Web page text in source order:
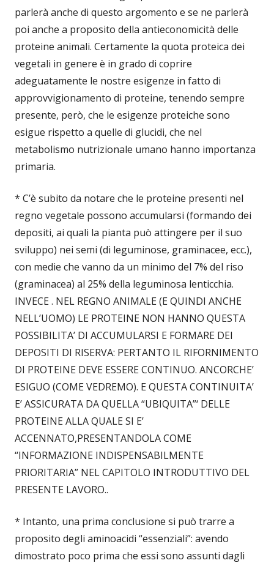
parlerà anche di questo argomento e se ne parlerà
poi anche a proposito della antieconomicità delle
proteine animali. Certamente la quota proteica dei
vegetali in genere è in grado di coprire
adeguatamente le nostre esigenze in fatto di
approvvigionamento di proteine, tenendo sempre
presente, però, che le esigenze proteiche sono
esigue rispetto a quelle di glucidi, che nel
metabolismo nutrizionale umano hanno importanza
primaria.
* C’è subito da notare che le proteine presenti nel
regno vegetale possono accumularsi (formando dei
depositi, ai quali la pianta può attingere per il suo
sviluppo) nei semi (di leguminose, graminacee, ecc.),
con medie che vanno da un minimo del 7% del riso
(graminacea) al 25% della leguminosa lenticchia.
INVECE . NEL REGNO ANIMALE (E QUINDI ANCHE
NELL’UOMO) LE PROTEINE NON HANNO QUESTA
POSSIBILITA’ DI ACCUMULARSI E FORMARE DEI
DEPOSITI DI RISERVA: PERTANTO IL RIFORNIMENTO
DI PROTEINE DEVE ESSERE CONTINUO. ANCORCHE’
ESIGUO (COME VEDREMO). E QUESTA CONTINUITA’
E’ ASSICURATA DA QUELLA “UBIQUITA”‘ DELLE
PROTEINE ALLA QUALE SI E’
ACCENNATO,PRESENTANDOLA COME
“INFORMAZIONE INDISPENSABILMENTE
PRIORITARIA” NEL CAPITOLO INTRODUTTIVO DEL
PRESENTE LAVORO..
* Intanto, una prima conclusione si può trarre a
proposito degli aminoacidi “essenziali”: avendo
dimostrato poco prima che essi sono assunti dagli